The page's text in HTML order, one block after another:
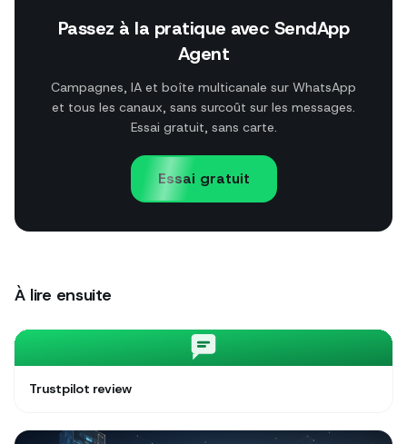
Passez à la pratique avec SendApp
Agent
Campagnes, IA et boîte multicanale sur WhatsApp
et tous les canaux, sans surcoût sur les messages.
Essai gratuit, sans carte.
Essai gratuit
À lire ensuite
Trustpilot review